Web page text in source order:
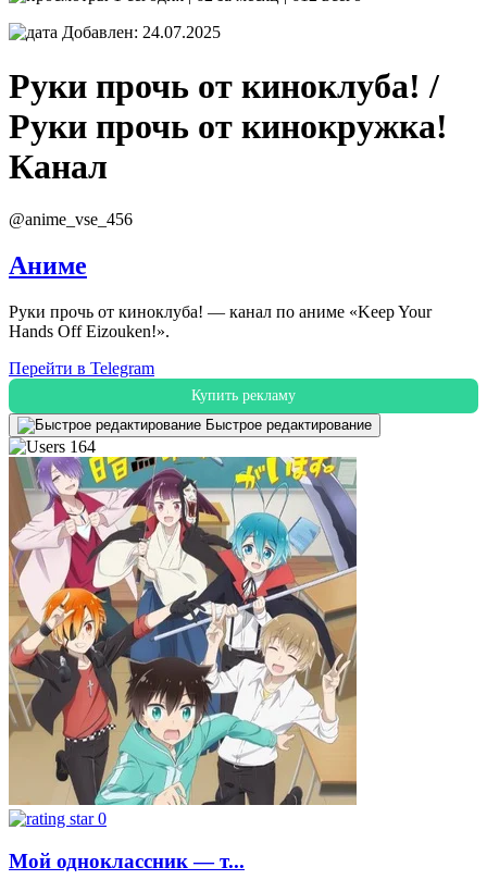
Добавлен: 24.07.2025
Руки прочь от киноклуба! /
Руки прочь от кинокружка!
Канал
@anime_vse_456
Аниме
Руки прочь от киноклуба! — канал по аниме «Keep Your
Hands Off Eizouken!».
Перейти в Telegram
Купить рекламу
Быстрое редактирование
164
0
Мой одноклассник — т...